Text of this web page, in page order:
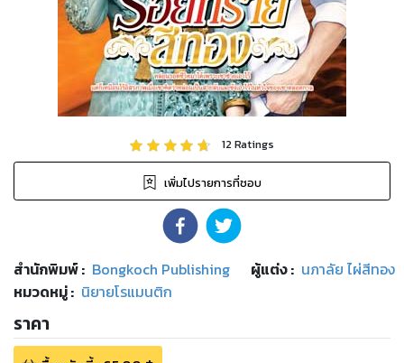
12Ratings
เพิ่มไปรายการที่ชอบ
สำนักพิมพ์: Bongkoch Publishing ผู้แต่ง : นภาลัย ไผ่สีทอง
หมวดหมู่: นิยายโรแมนติก
ราคา